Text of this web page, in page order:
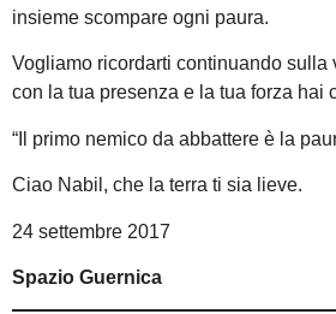
insieme scompare ogni paura.
Vogliamo ricordarti continuando sulla
con la tua presenza e la tua forza hai
“Il primo nemico da abbattere è la
Ciao Nabil, che la terra ti sia lieve.
24 settembre 2017
Spazio Guernica